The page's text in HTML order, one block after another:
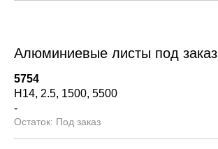
Алюминиевые листы под заказ
5754
Н14 2.5 1500 5500
-
Под заказ